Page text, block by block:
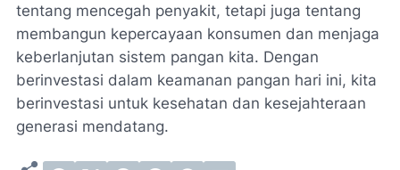
tentang mencegah penyakit, tetapi juga tentang
membangun kepercayaan konsumen dan menjaga
keberlanjutan sistem pangan kita. Dengan
berinvestasi dalam keamanan pangan hari ini, kita
berinvestasi untuk kesehatan dan kesejahteraan
generasi mendatang.